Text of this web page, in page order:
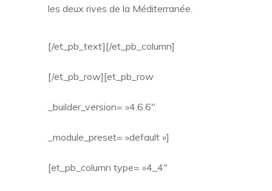
les deux rives de la Méditerranée.
[/et_pb_text][/et_pb_column]
[/et_pb_row][et_pb_row
_builder_version= »4.6.6″
_module_preset= »default »]
[et_pb_column type= »4_4″